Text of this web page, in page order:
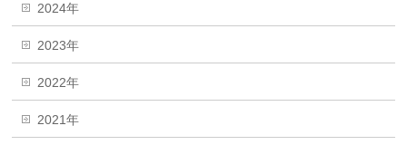
2024年
2023年
2022年
2021年